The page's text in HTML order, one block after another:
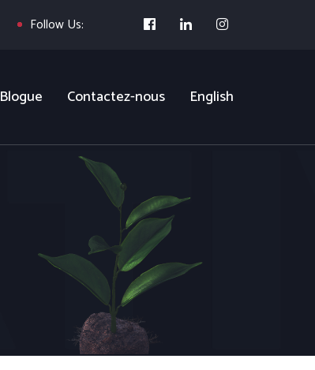
Follow Us:
Blogue Contactez-nous English